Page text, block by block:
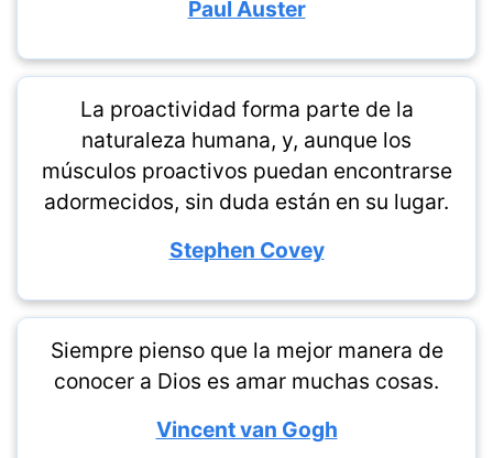
Paul Auster
La proactividad forma parte de la
naturaleza humana, y, aunque los
músculos proactivos puedan encontrarse
adormecidos, sin duda están en su lugar.
Stephen Covey
Siempre pienso que la mejor manera de
conocer a Dios es amar muchas cosas.
Vincent van Gogh